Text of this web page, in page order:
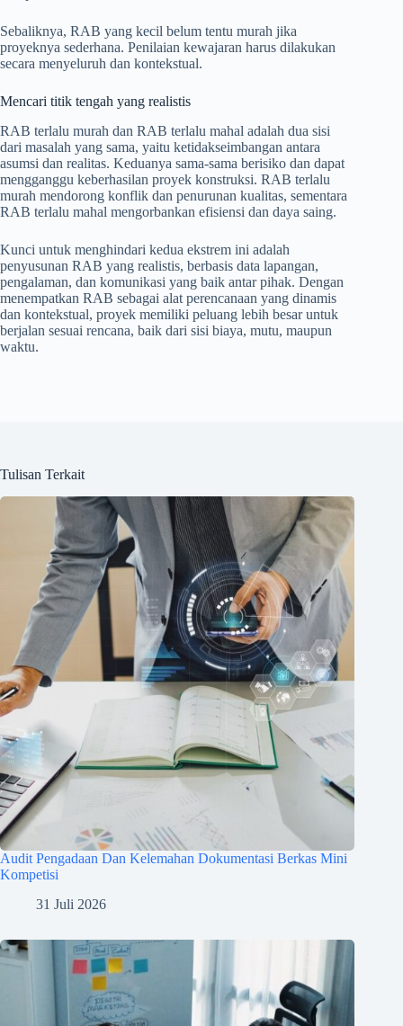
Sebaliknya, RAB yang kecil belum tentu murah jika
proyeknya sederhana. Penilaian kewajaran harus dilakukan
secara menyeluruh dan kontekstual.
Mencari titik tengah yang realistis
RAB terlalu murah dan RAB terlalu mahal adalah dua sisi
dari masalah yang sama, yaitu ketidakseimbangan antara
asumsi dan realitas. Keduanya sama-sama berisiko dan dapat
mengganggu keberhasilan proyek konstruksi. RAB terlalu
murah mendorong konflik dan penurunan kualitas, sementara
RAB terlalu mahal mengorbankan efisiensi dan daya saing.
Kunci untuk menghindari kedua ekstrem ini adalah
penyusunan RAB yang realistis, berbasis data lapangan,
pengalaman, dan komunikasi yang baik antar pihak. Dengan
menempatkan RAB sebagai alat perencanaan yang dinamis
dan kontekstual, proyek memiliki peluang lebih besar untuk
berjalan sesuai rencana, baik dari sisi biaya, mutu, maupun
waktu.
Tulisan Terkait
Audit Pengadaan Dan Kelemahan Dokumentasi Berkas Mini
Kompetisi
31 Juli 2026